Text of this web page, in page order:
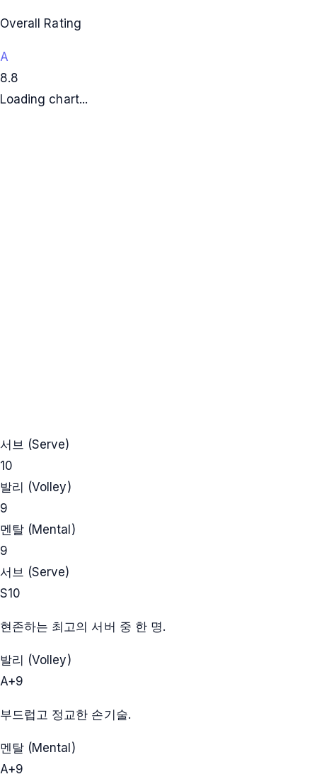
Overall Rating
A
8.8
Loading chart...
서브 (Serve)
10
발리 (Volley)
9
멘탈 (Mental)
9
서브 (Serve)
S10
현존하는 최고의 서버 중 한 명.
발리 (Volley)
A+9
부드럽고 정교한 손기술.
멘탈 (Mental)
A+9